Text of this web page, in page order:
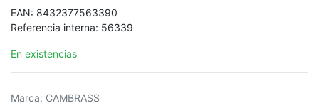
EAN: 8432377563390
Referencia interna: 56339
En existencias
Marca: CAMBRASS